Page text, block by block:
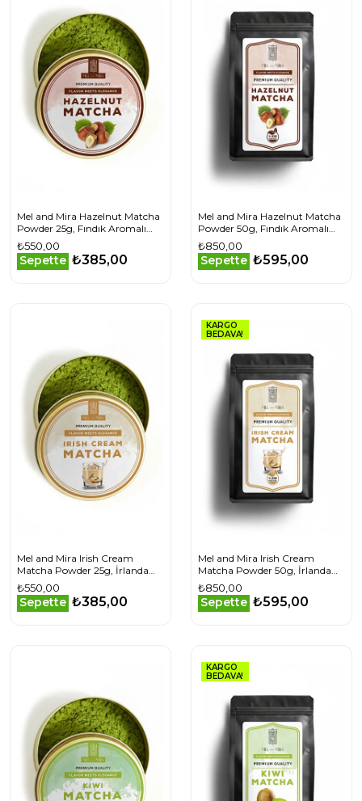
Mel and Mira Hazelnut Matcha
Powder 25g, Fındık Aromalı
Matcha Tozu Superfood
₺550,00
Sepette ₺385,00
Mel and Mira Hazelnut Matcha
Powder 50g, Fındık Aromalı
Matcha Tozu Superfood
₺850,00
Sepette ₺595,00
Mel and Mira Irish Cream
Matcha Powder 25g, İrlanda
Kremalı Matcha Tozu
Superfood
₺550,00
Sepette ₺385,00
KARGO
BEDAVA!
Mel and Mira Irish Cream
Matcha Powder 50g, İrlanda
Kremalı Matcha Tozu
Superfood
₺850,00
Sepette ₺595,00
KARGO
BEDAVA!